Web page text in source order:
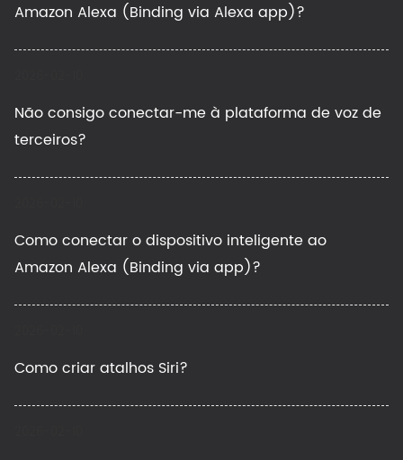
Amazon Alexa (Binding via Alexa app)?
Não consigo conectar-me à plataforma de voz de
terceiros?
Como conectar o dispositivo inteligente ao
Amazon Alexa (Binding via app)?
Como criar atalhos Siri?